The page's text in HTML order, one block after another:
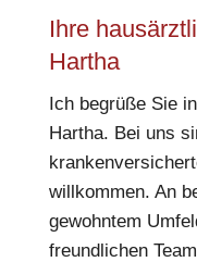
Ihre
Hartha
Ich begrüße Sie
Hartha. Bei uns
willkommen. An
gewohntem
freundlichen